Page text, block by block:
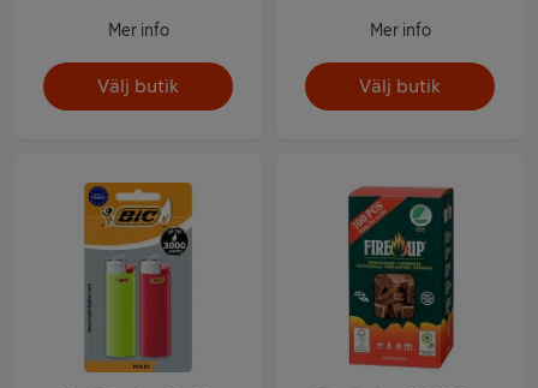
Mer info
Välj butik
Mer info
Välj butik